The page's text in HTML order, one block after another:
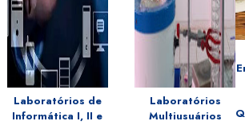
Laboratórios de
Informática I, II e
Laboratórios
Multiusuários